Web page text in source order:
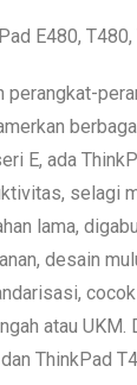
E480,
perangkat-
E, ada
selagi
lama,
desain
atau UKM.
ThinkPad